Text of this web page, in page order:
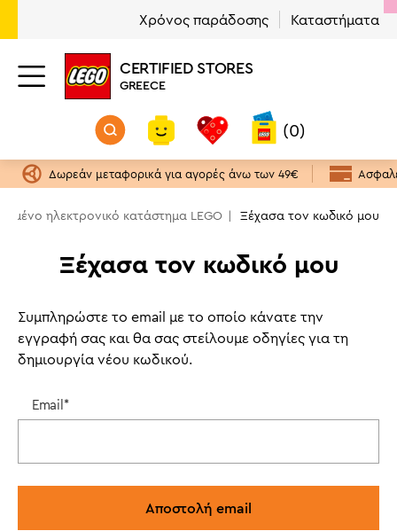
Χρόνος παράδοσης Καταστήματα
CERTIFIED STORES
GREECE
(0)
Δωρεάν μεταφορικά για αγορές άνω των 49€
ηλεκτρονικό κατάστημα LEGO Ξέχασα τον κωδικό μου
Ξέχασα τον κωδικό μου
Συμπληρώστε το email με το οποίο κάνατε την
εγγραφή σας και θα σας στείλουμε οδηγίες για τη
δημιουργία νέου κωδικού.
Email*